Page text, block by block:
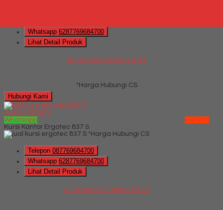
Whatsapp 6287769684700
Lihat Detail Produk
Kursi Kantor Polaris B 33
*Harga Hubungi CS
Hubungi Kami
QUICK ORDER
Whatsapp
via SMS
Kursi Kantor Ergotec 837 S
*Harga Hubungi CS
Telepon 087769684700
Whatsapp 6287769684700
Lihat Detail Produk
Kursi Kantor Ergotec 837 S